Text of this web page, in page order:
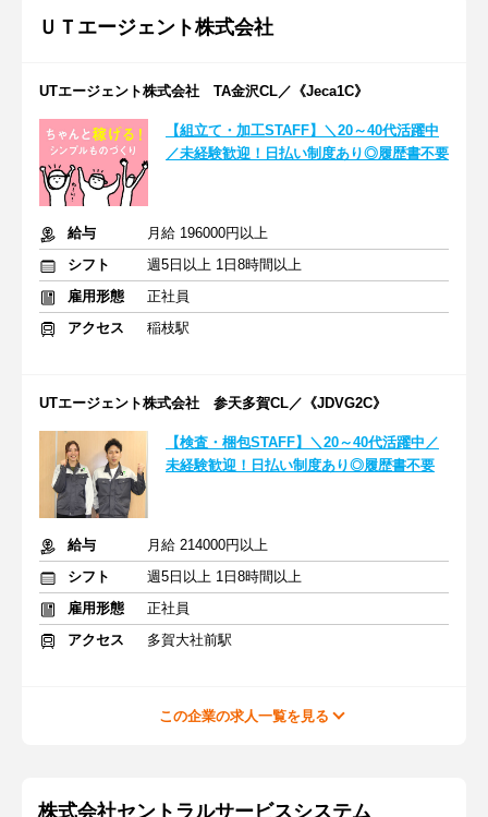
ＵＴエージェント株式会社
UTエージェント株式会社 TA金沢CL／《Jeca1C》
【組立て・加工STAFF】＼20～40代活躍中
／未経験歓迎！日払い制度あり◎履歴書不要
給与
月給 196000円以上
シフト
週5日以上 1日8時間以上
雇用形態
正社員
アクセス
稲枝駅
UTエージェント株式会社 参天多賀CL／《JDVG2C》
【検査・梱包STAFF】＼20～40代活躍中／
未経験歓迎！日払い制度あり◎履歴書不要
給与
月給 214000円以上
シフト
週5日以上 1日8時間以上
雇用形態
正社員
アクセス
多賀大社前駅
この企業の求人一覧を見る
株式会社セントラルサービスシステム